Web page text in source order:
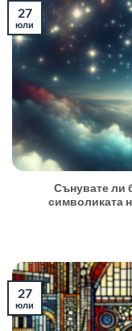
Сънувате ли
символиката
27
юли
27
юли